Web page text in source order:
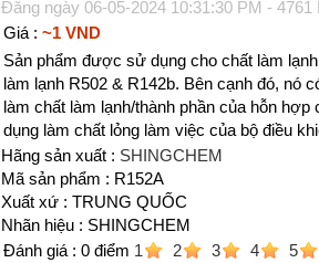
Đăng ngày 06-05-2024 10:31:30 PM -
Giá : ~1 VND
Sản phẩm được sử dụng cho chất làm
làm lạnh R502 & R142b. Bên cạnh đó, nó
làm chất làm lạnh/thành phần của hỗn
dụng làm chất lỏng làm việc của bộ điều
Hãng sản xuất : SHINGCHEM
Mã sản phẩm : R152A
Xuất xứ : TRUNG QUỐC
Nhãn hiệu : SHINGCHEM
Đánh giá : 0 điểm 1 2 3 4 5